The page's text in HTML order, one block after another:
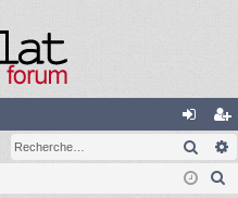
on
ne
’e
nr